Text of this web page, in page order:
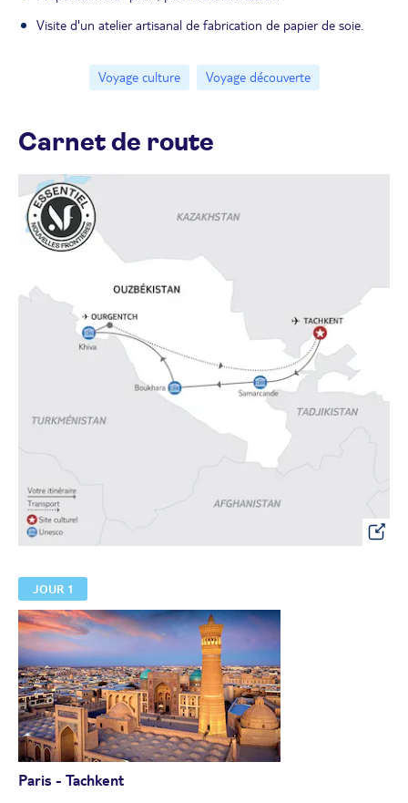
Visite d'un atelier artisanal de fabrication de papier de soie.
Voyage culture Voyage découverte
Carnet de route
JOUR 1
Paris - Tachkent